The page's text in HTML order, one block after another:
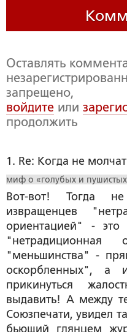
Оставлять
запрещено,
войдите или
продолжить
1. Re: Когда не
миф о «голубых и
Вот-вот! Тогда
извращенцев
ориентацией" - это
"меньшинства" -
оскорбленных", а
прикинуться
выдавить! А между
Союзпечати, увидел
бьющий глянцем